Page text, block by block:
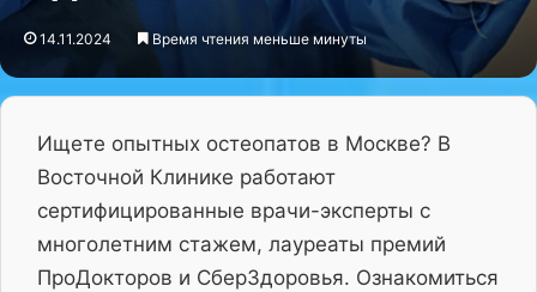
14.11.2024 Время чтения меньше минуты
Ищете опытных остеопатов в Москве? В
Восточной Клинике работают
сертифицированные врачи-эксперты с
многолетним стажем, лауреаты премий
ПроДокторов и СберЗдоровья. Ознакомиться